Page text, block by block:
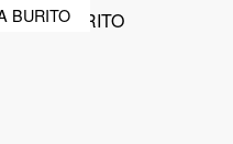
BURITO